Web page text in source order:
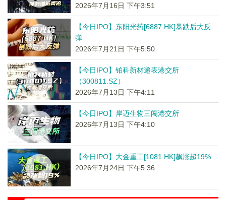
2026年7月16日 下午3:51
【今日IPO】东阳光药[6887.HK]暴跌后大反
弹
2026年7月21日 下午5:50
【今日IPO】铂科新材递表港交所
（300811.SZ）
2026年7月13日 下午4:11
【今日IPO】岸迈生物三闯港交所
2026年7月13日 下午4:10
【今日IPO】大金重工[1081.HK]飙涨超19%
2026年7月24日 下午5:36